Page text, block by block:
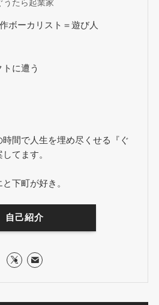
うたら起業家
ボーカリスト＝遊び人
トに遭う
間で人生を埋め尽くせる『ぐ
てます。
下町が好き。
自己紹介